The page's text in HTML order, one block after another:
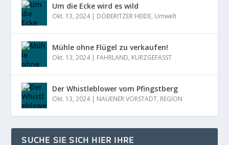
Um die Ecke wird es wild
Okt. 13, 2024| DÖBERITZER HEIDE, Umwelt
Mühle ohne Flügel zu verkaufen!
Okt. 13, 2024| FAHRLAND, KURZGEFASST
Der Whistleblower vom Pfingstberg
Okt. 13, 2024| NAUENER VORSTADT, REGION
SUCHE SIE SICH HIER IHRE